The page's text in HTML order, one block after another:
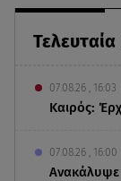
07.08.26 , 16:03
Καιρός:
07.08.26 , 16:00
Ανακάλυψε